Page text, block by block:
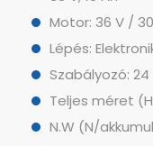
Motor: 36 V /
Lépés:
Szabályozó:
Teljes méret
N.W (N/